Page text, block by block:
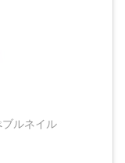
ルネイル